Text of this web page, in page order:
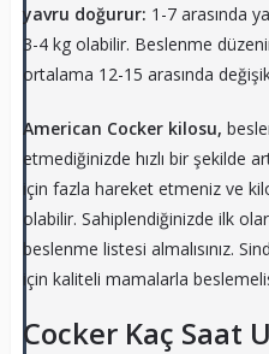
yavru doğurur: 1-7 arasında
3-4 kg olabilir. Beslenme
ortalama 12-15 arasında
American Cocker kilosu,
etmediğinizde hızlı bir şekilde
için fazla hareket etmeniz ve
olabilir. Sahiplendiğinizde ilk
beslenme listesi almalısınız.
için kaliteli mamalarla
Cocker Kaç Saat